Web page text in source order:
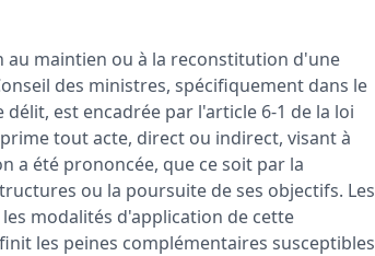
maintien ou à la reconstitution d'une
des ministres, spécifiquement dans le
est encadrée par l'article 6-1 de la loi
tout acte, direct ou indirect, visant à
a été prononcée, que ce soit par la
ou la poursuite de ses objectifs. Les
modalités d'application de cette
les peines complémentaires susceptibles